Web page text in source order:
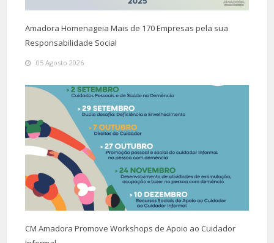
Amadora Homenageia Mais de 170 Empresas pela sua
Responsabilidade Social
05 Agosto 2026
CM Amadora Promove Workshops de Apoio ao Cuidador